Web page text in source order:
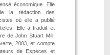
économique. Elle
la rédaction des
où elle a publié
Elle a traduit et
de John Stuart Mill,
2003, et compte
de Espèces et